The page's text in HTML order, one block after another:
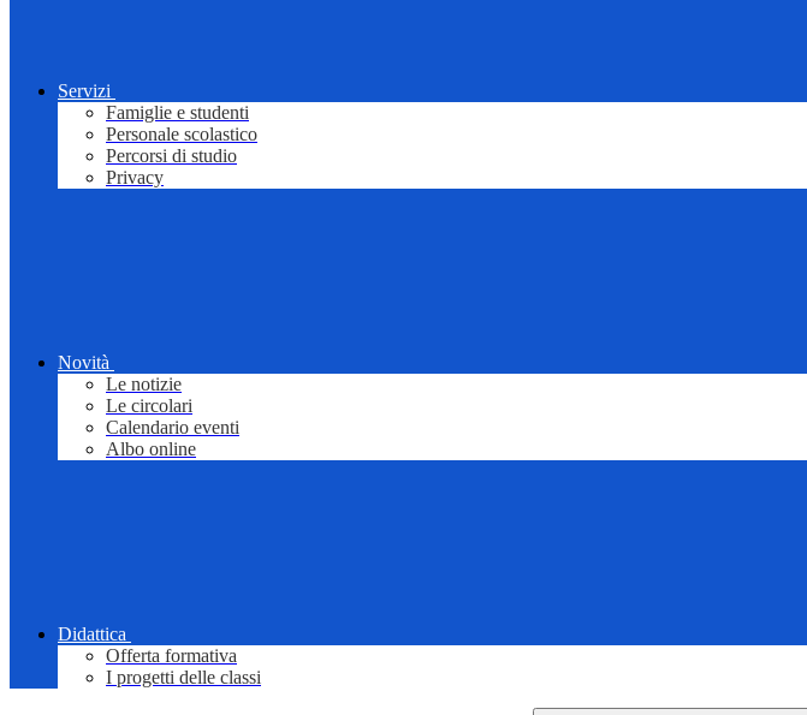
Servizi
Famiglie e studenti
Personale scolastico
Percorsi di studio
Privacy
Novità
Le notizie
Le circolari
Calendario eventi
Albo online
Didattica
Offerta formativa
I progetti delle classi